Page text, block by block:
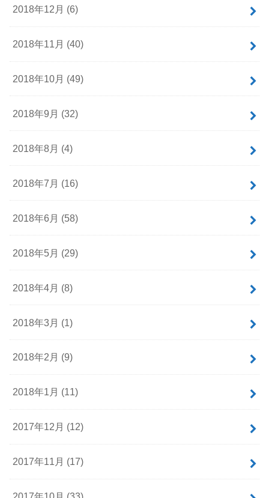
2018年12月 (6)
2018年11月 (40)
2018年10月 (49)
2018年9月 (32)
2018年8月 (4)
2018年7月 (16)
2018年6月 (58)
2018年5月 (29)
2018年4月 (8)
2018年3月 (1)
2018年2月 (9)
2018年1月 (11)
2017年12月 (12)
2017年11月 (17)